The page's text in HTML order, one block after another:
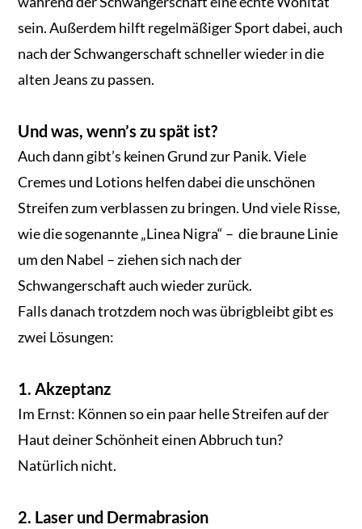
sein. Außerdem hilft regelmäßiger Sport dabei, auch
nach der Schwangerschaft schneller wieder in die
alten Jeans zu passen.
Und was, wenn’s zu spät ist?
Auch dann gibt’s keinen Grund zur Panik. Viele
Cremes und Lotions helfen dabei die unschönen
Streifen zum verblassen zu bringen. Und viele Risse,
wie die sogenannte „Linea Nigra“ – die braune Linie
um den Nabel – ziehen sich nach der
Schwangerschaft auch wieder zurück.
Falls danach trotzdem noch was übrigbleibt gibt es
zwei Lösungen:
1. Akzeptanz
Im Ernst: Können so ein paar helle Streifen auf der
Haut deiner Schönheit einen Abbruch tun?
Natürlich nicht.
2. Laser und Dermabrasion